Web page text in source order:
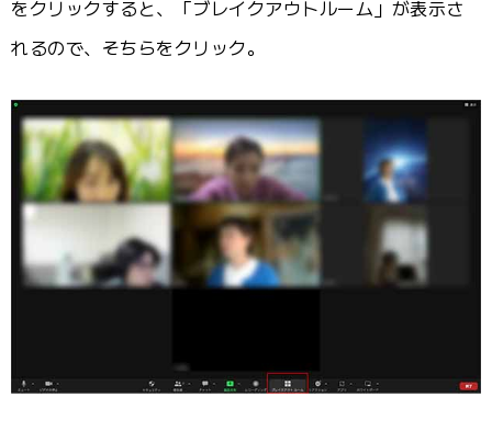
をクリックすると、「ブレイクアウトルーム」が表示さ
れるので、そちらをクリック。